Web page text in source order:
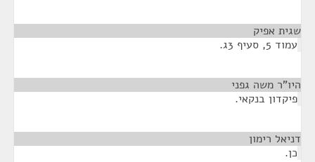
שגית אפיק
עמוד 5, סעיף 3ג.
היו"ר משה גפני
פיקדון בנקאי.
דניאל רימון
כן.